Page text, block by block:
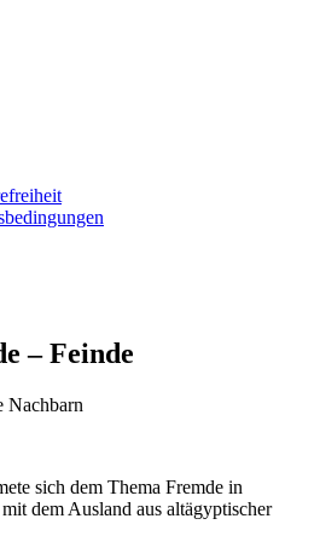
– Feinde
Nachbarn
sich dem Thema Fremde in
dem Ausland aus altägyptischer